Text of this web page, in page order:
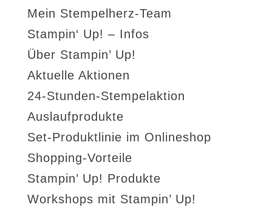
Mein Stempelherz-Team
Stampin‘ Up! – Infos
Über Stampin’ Up!
Aktuelle Aktionen
24-Stunden-Stempelaktion
Auslaufprodukte
Set-Produktlinie im Onlineshop
Shopping-Vorteile
Stampin’ Up! Produkte
Workshops mit Stampin’ Up!